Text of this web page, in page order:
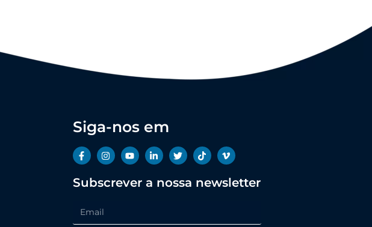
Siga-nos em
Subscrever a nossa newsletter